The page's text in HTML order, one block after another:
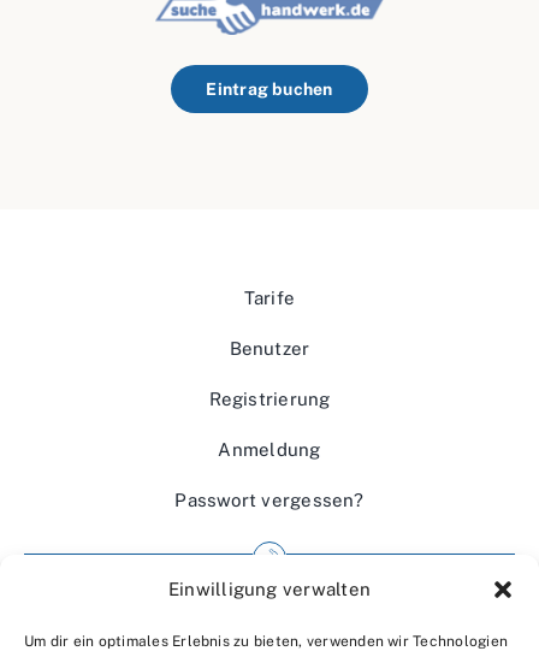
Einwilligung verwalten
Um dir ein optimales Erlebnis zu bieten, verwenden wir Technologien
Eintrag buchen
Tarife
Benutzer
Registrierung
Anmeldung
Passwort vergessen?